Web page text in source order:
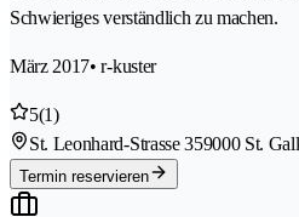
Schwieriges verständlich zu machen.
März 2017• r-kuster
5(1)
St. Leonhard-Strasse 359000 St.
Termin reservieren